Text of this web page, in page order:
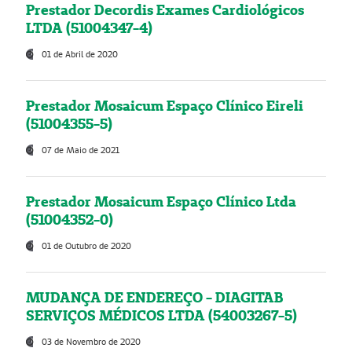
Prestador Decordis Exames Cardiológicos
LTDA (51004347-4)
01 de Abril de 2020
Prestador Mosaicum Espaço Clínico Eireli
(51004355-5)
07 de Maio de 2021
Prestador Mosaicum Espaço Clínico Ltda
(51004352-0)
01 de Outubro de 2020
MUDANÇA DE ENDEREÇO - DIAGITAB
SERVIÇOS MÉDICOS LTDA (54003267-5)
03 de Novembro de 2020